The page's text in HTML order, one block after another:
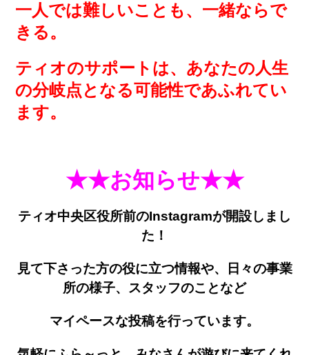
一人では難しいことも、一緒ならで
きる。
ティオのサポートは、あなたの人生
の分岐点となる可能性であふれてい
ます。
★★お知らせ★★
ティオ中央区役所前のInstagramが開設しまし
た！
見て下さった方の役に立つ情報や、日々の事業
所の様子、スタッフのことなど
マイペースな投稿を行っています。